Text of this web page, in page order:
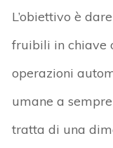
L’obiettivo è
fruibili in chiave
operazioni
umane a
tratta di una